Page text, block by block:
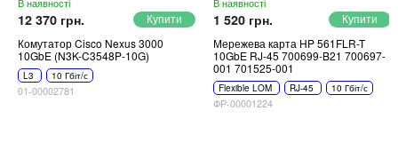
В наявності
12 370 грн.
Комутатор Cisco Nexus 3000
10GbE (N3K-C3548P-10G)
L3 10 Гбіт/с
01-00002781
В наявності
1 520 грн.
Мережева карта HP 561FLR-T
10GbE RJ-45 700699-B21 700697-
001 701525-001
Flexible LOM RJ-45 10 Гбіт/с
ФР-00001224